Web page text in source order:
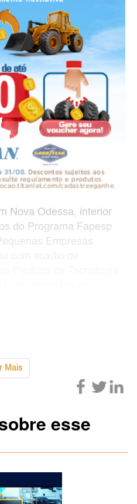
Nova Odessa, interior
do Programa Fapesp
Empresas
Mais
esse